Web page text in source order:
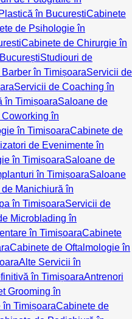
în BucureștiCabinete
de Psihologie în
Cabinete de Chirurgie în
Studiouri de
în TimișoaraServicii de
Servicii de Coaching în
în TimișoaraSaloane de
în
în TimișoaraCabinete de
de Evenimente în
în TimișoaraSaloane de
în TimișoaraSaloane
Manichiură în
în TimișoaraServicii de
Microblading în
în TimișoaraCabinete
Cabinete de Oftalmologie în
Alte Servicii în
în TimișoaraAntrenori
Grooming în
în TimișoaraCabinete de